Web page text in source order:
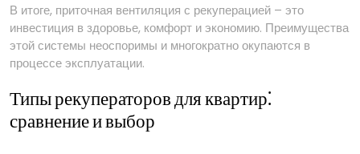
В итоге, приточная вентиляция с рекуперацией – это
инвестиция в здоровье, комфорт и экономию. Преимущества
этой системы неоспоримы и многократно окупаются в
процессе эксплуатации.
Типы рекуператоров для квартир⁚
сравнение и выбор